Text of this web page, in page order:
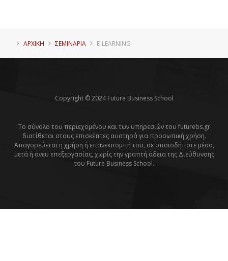
ΑΡΧΙΚΗ ΣΕΜΙΝΑΡΙΑ E-LEARNING
Copyright © 2024 Future Business School
Το σύνολο του περιεχομένου και των υπηρεσιών του futurebs.gr
διατίθεται στους επισκέπτες αυστηρά για προσωπική χρήση.
Απαγορεύεται η χρήση ή επανεκπομπή του, σε οποιοδήποτε μέσο,
μετά ή άνευ επεξεργασίας, χωρίς την γραπτή άδεια της Διεύθυνσης
του Future Business School.